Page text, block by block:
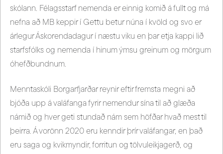
skólann. Félagsstarf nemenda er einnig komið á fullt og má
nefna að MB keppir í Gettu betur núna í kvöld og svo er
árlegur Áskorendadagur í næstu viku en þar etja kappi lið
starfsfólks og nemenda í hinum ýmsu greinum og mörgum
óhefðbundnum.
Menntaskóli Borgarfjarðar reynir eftir fremsta megni að
bjóða upp á valáfanga fyrir nemendur sína til að glæða
námið og hver geti stundað nám sem höfðar hvað mest til
þeirra. Á vorönn 2020 eru kenndir þrír valáfangar, en það
eru saga og kvikmyndir, forritun og tölvuleikjagerð, og